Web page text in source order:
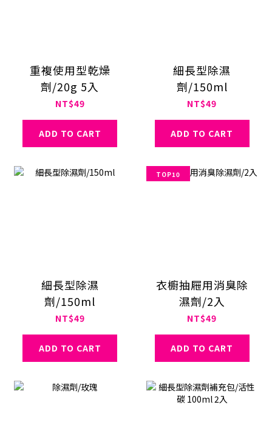
重複使用型乾燥
劑/20g 5入
NT$49
ADD TO CART
細長型除濕
劑/150ml
NT$49
ADD TO CART
細長型除濕
劑/150ml
NT$49
ADD TO CART
TOP10
衣櫥抽屜用消臭除
濕劑/2入
NT$49
ADD TO CART